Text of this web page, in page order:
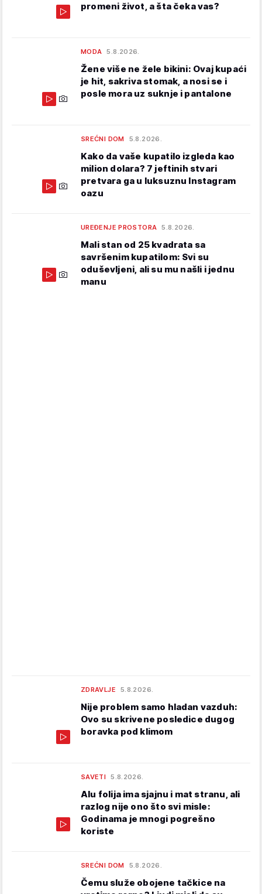
promeni život, a šta čeka vas?
MODA 5.8.2026.
Žene više ne žele bikini: Ovaj kupaći
je hit, sakriva stomak, a nosi se i
posle mora uz suknje i pantalone
SREĆNI DOM 5.8.2026.
Kako da vaše kupatilo izgleda kao
milion dolara? 7 jeftinih stvari
pretvara ga u luksuznu Instagram
oazu
UREĐENJE PROSTORA 5.8.2026.
Mali stan od 25 kvadrata sa
savršenim kupatilom: Svi su
oduševljeni, ali su mu našli i jednu
manu
ZDRAVLJE 5.8.2026.
Nije problem samo hladan vazduh:
Ovo su skrivene posledice dugog
boravka pod klimom
SAVETI 5.8.2026.
Alu folija ima sjajnu i mat stranu, ali
razlog nije ono što svi misle:
Godinama je mnogi pogrešno
koriste
SREĆNI DOM 5.8.2026.
Čemu služe obojene tačkice na